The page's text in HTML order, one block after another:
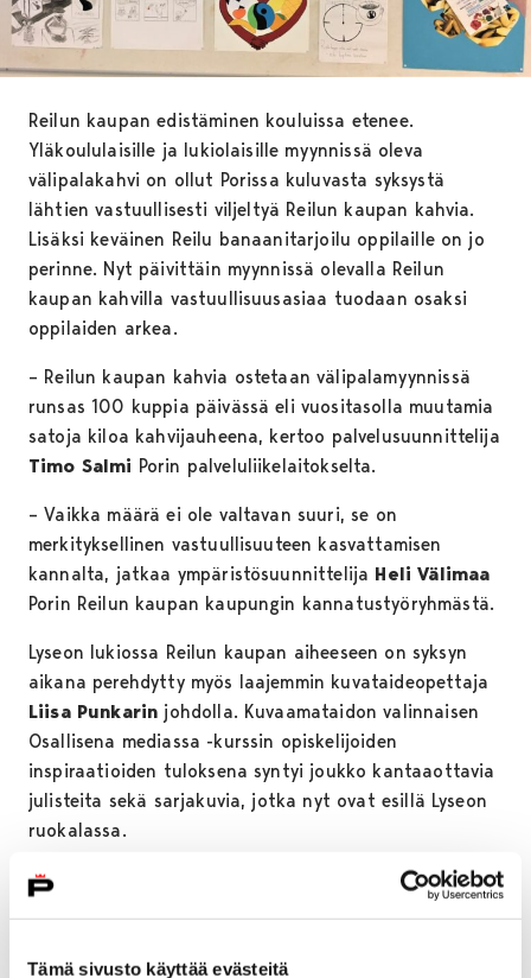
Tämä sivusto käyttää evästeitä
Reilun kaupan edistäminen kouluissa etenee.
Yläkoululaisille ja lukiolaisille myynnissä oleva
välipalakahvi on ollut Porissa kuluvasta syksystä
lähtien vastuullisesti viljeltyä Reilun kaupan kahvia.
Lisäksi keväinen Reilu banaanitarjoilu oppilaille on jo
perinne. Nyt päivittäin myynnissä olevalla Reilun
kaupan kahvilla vastuullisuusasiaa tuodaan osaksi
oppilaiden arkea.
– Reilun kaupan kahvia ostetaan välipalamyynnissä
runsas 100 kuppia päivässä eli vuositasolla muutamia
satoja kiloa kahvijauheena, kertoo palvelusuunnittelija
Timo Salmi Porin palveluliikelaitokselta.
– Vaikka määrä ei ole valtavan suuri, se on
merkityksellinen vastuullisuuteen kasvattamisen
kannalta, jatkaa ympäristösuunnittelija Heli Välimaa
Porin Reilun kaupan kaupungin kannatustyöryhmästä.
Lyseon lukiossa Reilun kaupan aiheeseen on syksyn
aikana perehdytty myös laajemmin kuvataideopettaja
Liisa Punkarin johdolla. Kuvaamataidon valinnaisen
Osallisena mediassa -kurssin opiskelijoiden
inspiraatioiden tuloksena syntyi joukko kantaaottavia
julisteita sekä sarjakuvia, jotka nyt ovat esillä Lyseon
ruokalassa.
Punkari ja Välimaa pitävät Reilun kaupan edistämistä
kuluttamisen puolesta. Myös Salmi pitää myönteisenä